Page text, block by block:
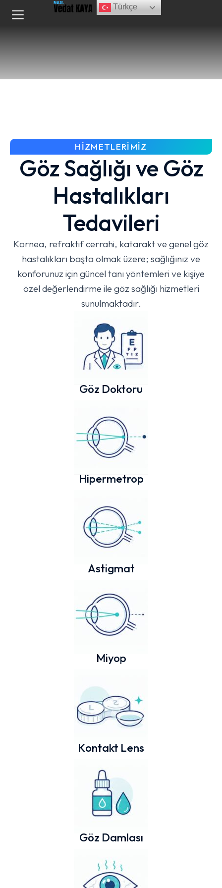
Türkçe
HIZMETLERIMIZ
Göz Sağlığı ve Göz
Hastalıkları
Tedavileri
Kornea, refraktif cerrahi, katarakt ve genel göz
hastalıkları başta olmak üzere; sağlığınız ve
konforunuz için güncel tanı yöntemleri ve kişiye
özel değerlendirme ile göz sağlığı hizmetleri
sunulmaktadır.
Göz Doktoru
Hipermetrop
Astigmat
Miyop
Kontakt Lens
Göz Damlası